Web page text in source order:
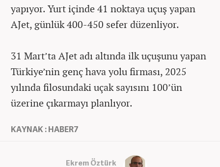
yapıyor. Yurt içinde 41 noktaya uçuş yapan
AJet, günlük 400-450 sefer düzenliyor.
31 Mart’ta AJet adı altında ilk uçuşunu yapan
Türkiye’nin genç hava yolu firması, 2025
yılında filosundaki uçak sayısını 100’ün
üzerine çıkarmayı planlıyor.
KAYNAK : HABER7
Ekrem Öztürk